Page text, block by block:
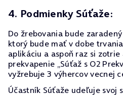
4. Podmienky Súťaže:
Do žrebovania bude
ktorý bude mať v dobe
aplikáciu a aspoň raz si
prekvapenie „Súťaž s O2
vyžrebuje 3 výhercov vecnej
Účastník Súťaže udeľuje svoj